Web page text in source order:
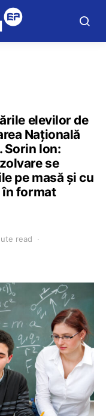
elevilor de
Națională
Sorin Ion:
se
pe masă și cu
în format
read